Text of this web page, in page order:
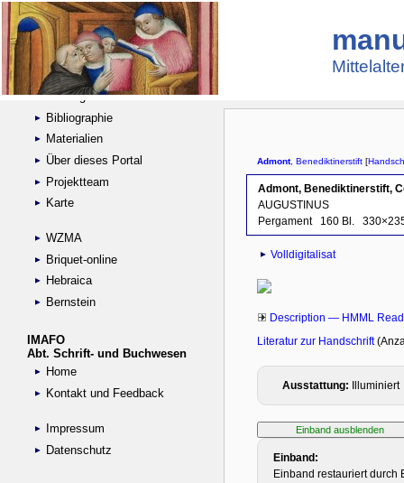
Suche
Handschriftensammlungen
Digitalisierte Handschriften
Kataloge
Bibliographie
Materialien
Über dieses Portal
Projektteam
Karte
WZMA
Briquet-online
Hebraica
Bernstein
IMAFO
Abt. Schrift- und Buchwesen
Home
Kontakt und Feedback
Impressum
Datenschutz